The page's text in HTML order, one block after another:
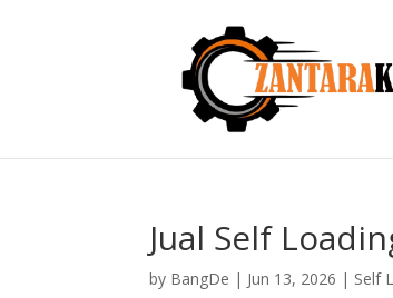
Jual Self
by BangDe | Jun 13, 2026 | Self